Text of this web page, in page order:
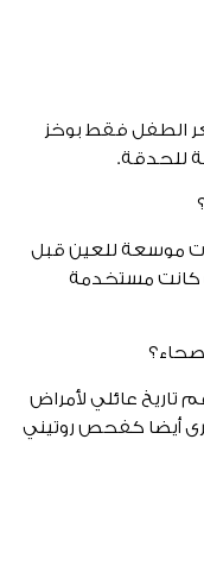
الطفل فقط بوخز
للحدقة.
موسعة للعين قبل
كانت مستخدمة
تاريخ عائلي لأمراض
أيضا كفحص روتيني